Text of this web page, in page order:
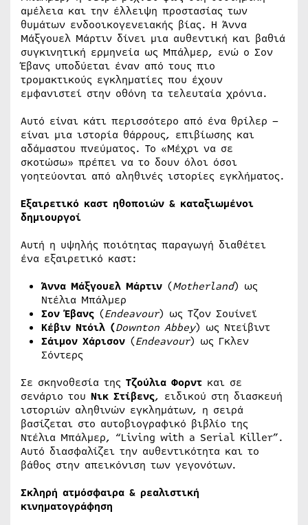
αμέλεια και την έλλειψη προστασίας των
θυμάτων ενδοοικογενειακής βίας. Η Άννα
Μάξγουελ Μάρτιν δίνει μια αυθεντική και βαθιά
συγκινητική ερμηνεία ως Μπάλμερ, ενώ ο Σον
Έβανς υποδύεται έναν από τους πιο
τρομακτικούς εγκληματίες που έχουν
εμφανιστεί στην οθόνη τα τελευταία χρόνια.
Αυτό είναι κάτι περισσότερο από ένα θρίλερ –
είναι μια ιστορία θάρρους, επιβίωσης και
αδάμαστου πνεύματος. Το «Μέχρι να σε
σκοτώσω» πρέπει να το δουν όλοι όσοι
γοητεύονται από αληθινές ιστορίες εγκλήματος.
Εξαιρετικό καστ ηθοποιών & καταξιωμένοι
δημιουργοί
Αυτή η υψηλής ποιότητας παραγωγή διαθέτει
ένα εξαιρετικό καστ:
Άννα Μάξγουελ Μάρτιν (Motherland) ως
Ντέλια Μπάλμερ
Σον Έβανς (Endeavour) ως Τζον Σουίνεϊ
Κέβιν Ντόιλ (Downton Abbey) ως Ντείβιντ
Σάιμον Χάρισον (Endeavour) ως Γκλεν
Σόντερς
Σε σκηνοθεσία της Τζούλια Φορντ και σε
σενάριο του Νικ Στίβενς, ειδικού στη διασκευή
ιστοριών αληθινών εγκλημάτων, η σειρά
βασίζεται στο αυτοβιογραφικό βιβλίο της
Ντέλια Μπάλμερ, “Living with a Serial Killer”.
Αυτό διασφαλίζει την αυθεντικότητα και το
βάθος στην απεικόνιση των γεγονότων.
Σκληρή ατμόσφαιρα & ρεαλιστική
κινηματογράφηση